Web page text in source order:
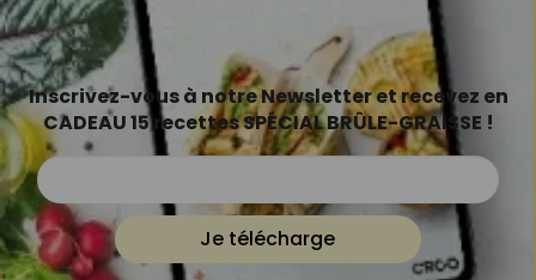
Inscrivez-vous à notre Newsletter et recevez en
CADEAU 15 recettes SPÉCIAL BRÛLE-GRAISSE !
Je télécharge